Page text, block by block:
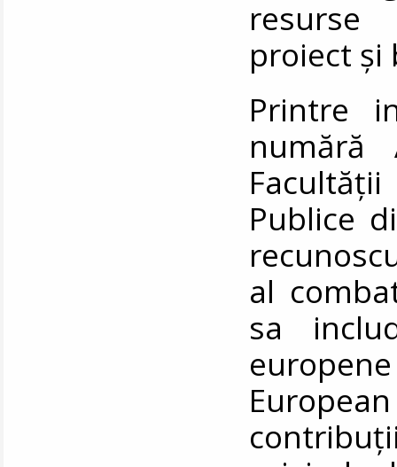
proiect și
Printre
numără
Publice
al
sa